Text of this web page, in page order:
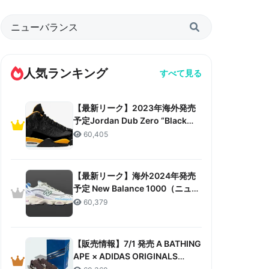
人気ランキング すべて見る
【最新リーク】2023年海外発売
予定Jordan Dub Zero “Black
Taxi”リーク情報まとめ
60,405
【最新リーク】海外2024年発売
予定 New Balance 1000（ニュー
バランス 1000）リーク情報まと
60,379
【販売情報】7/1 発売 A BATHING
APE × ADIDAS ORIGINALS